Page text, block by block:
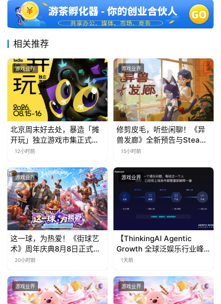
游
茶
对
接
会
上
海
站
中
文
(
中
国
)
相关推荐
游戏业界
北京周末好去处，暴造「摊
开玩」独立游戏市集正式开
票！
12小时前
游戏业界
修剪皮毛，听些闲聊！《异
兽发廊》全新预告与Steam
免费试玩公开
15小时前
游戏业界
这一球，为热爱！《街球艺
术》周年庆典8月8日正式上
线，多重福利与全新内容同
20小时前
游戏业界
【ThinkingAI Agentic
Growth 全球泛娱乐行业峰
会】Agent 时代，人到底负
1天前
游戏业界 游戏业界